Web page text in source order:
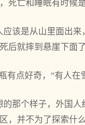
死亡和睡眠有时候
应该是从山里面出
后就摔到悬崖下面
有点好奇，”有人在
的那个样子，外国
，并不为了探索什